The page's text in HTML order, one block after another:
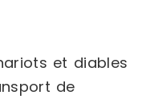
et diables
de